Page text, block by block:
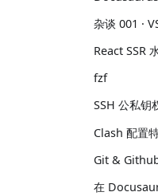
杂谈 001 ·
React SSR
fzf
SSH 公私钥
Clash 配置
Git &
在